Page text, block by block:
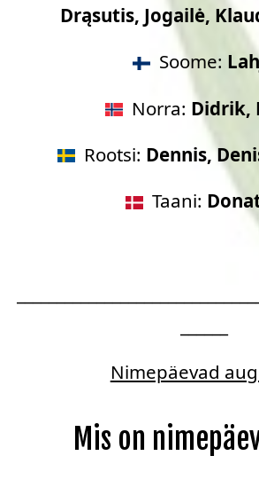
Drąsutis, Jogailė,
Soome:
Norra: Didrik,
Rootsi: Dennis,
Taani:
Nimepäevad
Mis on